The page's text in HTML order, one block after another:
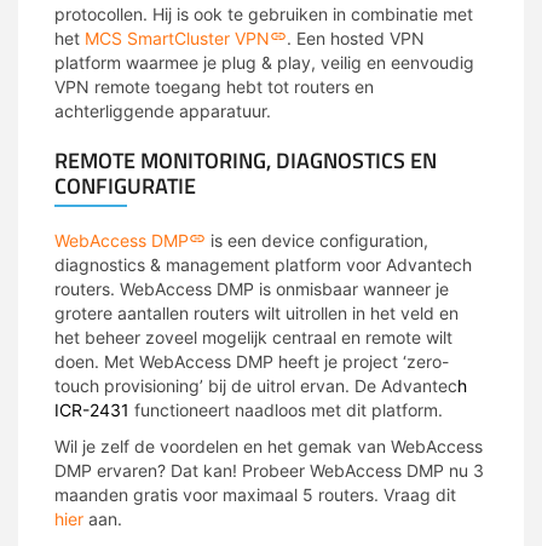
protocollen. Hij is ook te gebruiken in combinatie met
het MCS SmartCluster VPN
. Een hosted VPN
platform waarmee je plug & play, veilig en eenvoudig
VPN remote toegang hebt tot routers en
achterliggende apparatuur.
REMOTE MONITORING, DIAGNOSTICS EN
CONFIGURATIE
WebAccess DMP
is een device configuration,
diagnostics & management platform voor Advantech
routers. WebAccess DMP is onmisbaar wanneer je
grotere aantallen routers wilt uitrollen in het veld en
het beheer zoveel mogelijk centraal en remote wilt
doen. Met WebAccess DMP heeft je project ‘zero-
touch provisioning’ bij de uitrol ervan. De Advantech
ICR-2431 functioneert naadloos met dit platform.
Wil je zelf de voordelen en het gemak van WebAccess
DMP ervaren? Dat kan! Probeer WebAccess DMP nu 3
maanden gratis voor maximaal 5 routers. Vraag dit
hier aan.